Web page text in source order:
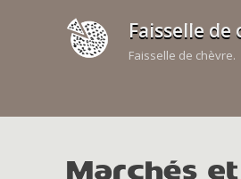
Faisselle de
Faisselle de chèvre.
Marchés et